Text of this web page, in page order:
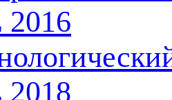
2016
2018